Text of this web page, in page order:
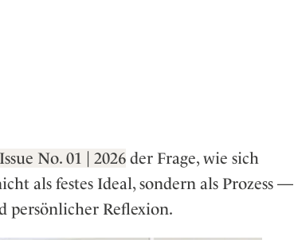
No. 01 | 2026 der Frage, wie sich
als festes Ideal, sondern als Prozess —
persönlicher Reflexion.